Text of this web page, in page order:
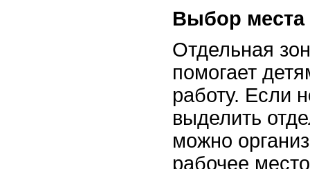
Выбор места
Отдельная
помогает
работу. Если
выделить
можно
рабочее